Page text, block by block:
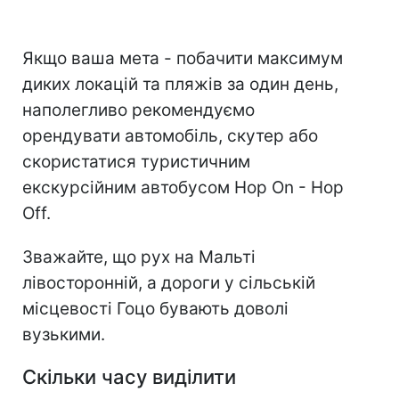
Якщо ваша мета - побачити максимум
диких локацій та пляжів за один день,
наполегливо рекомендуємо
орендувати автомобіль, скутер або
скористатися туристичним
екскурсійним автобусом Hop On - Hop
Off.
Зважайте, що рух на Мальті
лівосторонній, а дороги у сільській
місцевості Гоцо бувають доволі
вузькими.
Скільки часу виділити